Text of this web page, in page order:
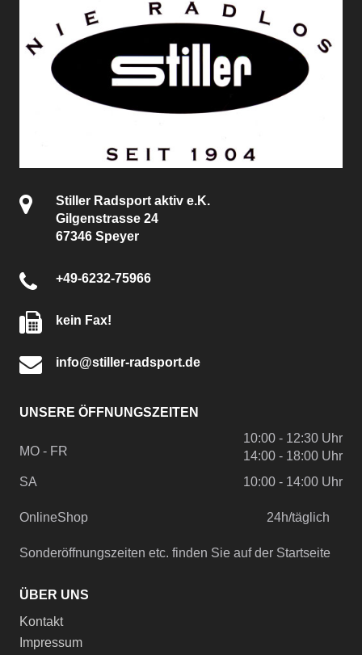
Stiller Radsport aktiv e.K.
Gilgenstrasse 24
67346 Speyer
+49-6232-75966
kein Fax!
info@stiller-radsport.de
UNSERE ÖFFNUNGSZEITEN
MO - FR
10:00 - 12:30 Uhr
14:00 - 18:00 Uhr
SA
10:00 - 14:00 Uhr
OnlineShop 24h/täglich
Sonderöffnungszeiten etc. finden Sie auf der Startseite
ÜBER UNS
Kontakt
Impressum